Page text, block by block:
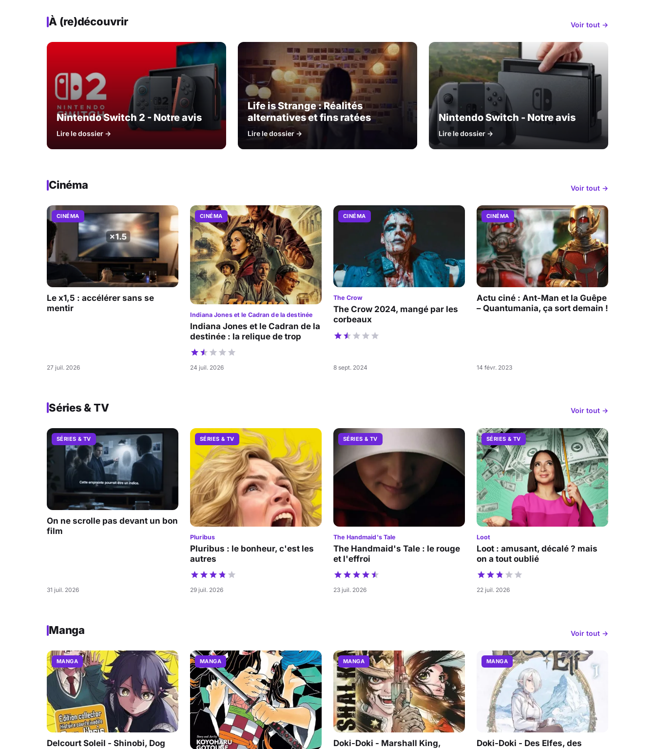
À (re)découvrir Voir tout →
Nintendo Switch 2 - Notre avis
Lire le dossier →
Life is Strange : Réalités
alternatives et fins ratées
Lire le dossier →
Nintendo Switch - Notre avis
Lire le dossier →
Cinéma Voir tout →
CINÉMA
Le x1,5 : accélérer sans se
mentir
27 juil. 2026
CINÉMA
Indiana Jones et le Cadran de la destinée
Indiana Jones et le Cadran de la
destinée : la relique de trop
24 juil. 2026
CINÉMA
The Crow
The Crow 2024, mangé par les
corbeaux
8 sept. 2024
CINÉMA
Actu ciné : Ant-Man et la Guêpe
– Quantumania, ça sort demain !
14 févr. 2023
Séries & TV Voir tout →
SÉRIES & TV
On ne scrolle pas devant un bon
film
31 juil. 2026
SÉRIES & TV
Pluribus
Pluribus : le bonheur, c'est les
autres
29 juil. 2026
SÉRIES & TV
The Handmaid's Tale
The Handmaid's Tale : le rouge
et l'effroi
23 juil. 2026
SÉRIES & TV
Loot
Loot : amusant, décalé ? mais
on a tout oublié
22 juil. 2026
Manga Voir tout →
MANGA
Delcourt Soleil - Shinobi, Dog
MANGA MANGA
Doki-Doki - Marshall King,
MANGA
Doki-Doki - Des Elfes, des